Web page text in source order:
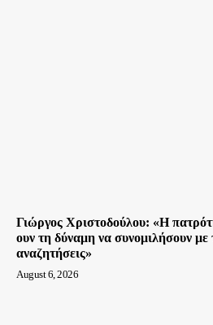
Γιώργος Χριστοδούλου: «H
oυν τη δύναμη να συνομιλήσουν με
αναζητήσεις»
August 6, 2026